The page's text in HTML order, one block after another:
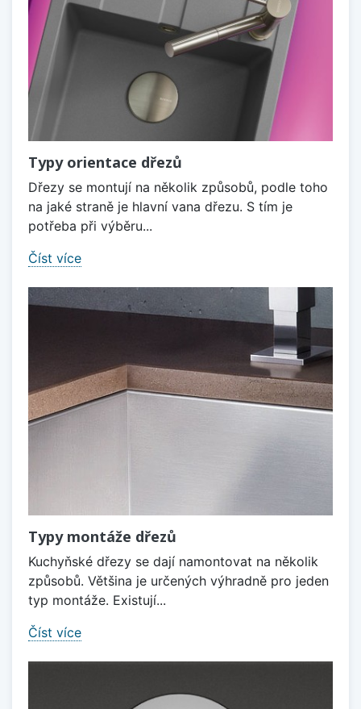
Typy orientace dřezů
Dřezy se montují na několik způsobů, podle toho
na jaké straně je hlavní vana dřezu. S tím je
potřeba při výběru...
Číst více
Typy montáže dřezů
Kuchyňské dřezy se dají namontovat na několik
způsobů. Většina je určených výhradně pro jeden
typ montáže. Existují...
Číst více